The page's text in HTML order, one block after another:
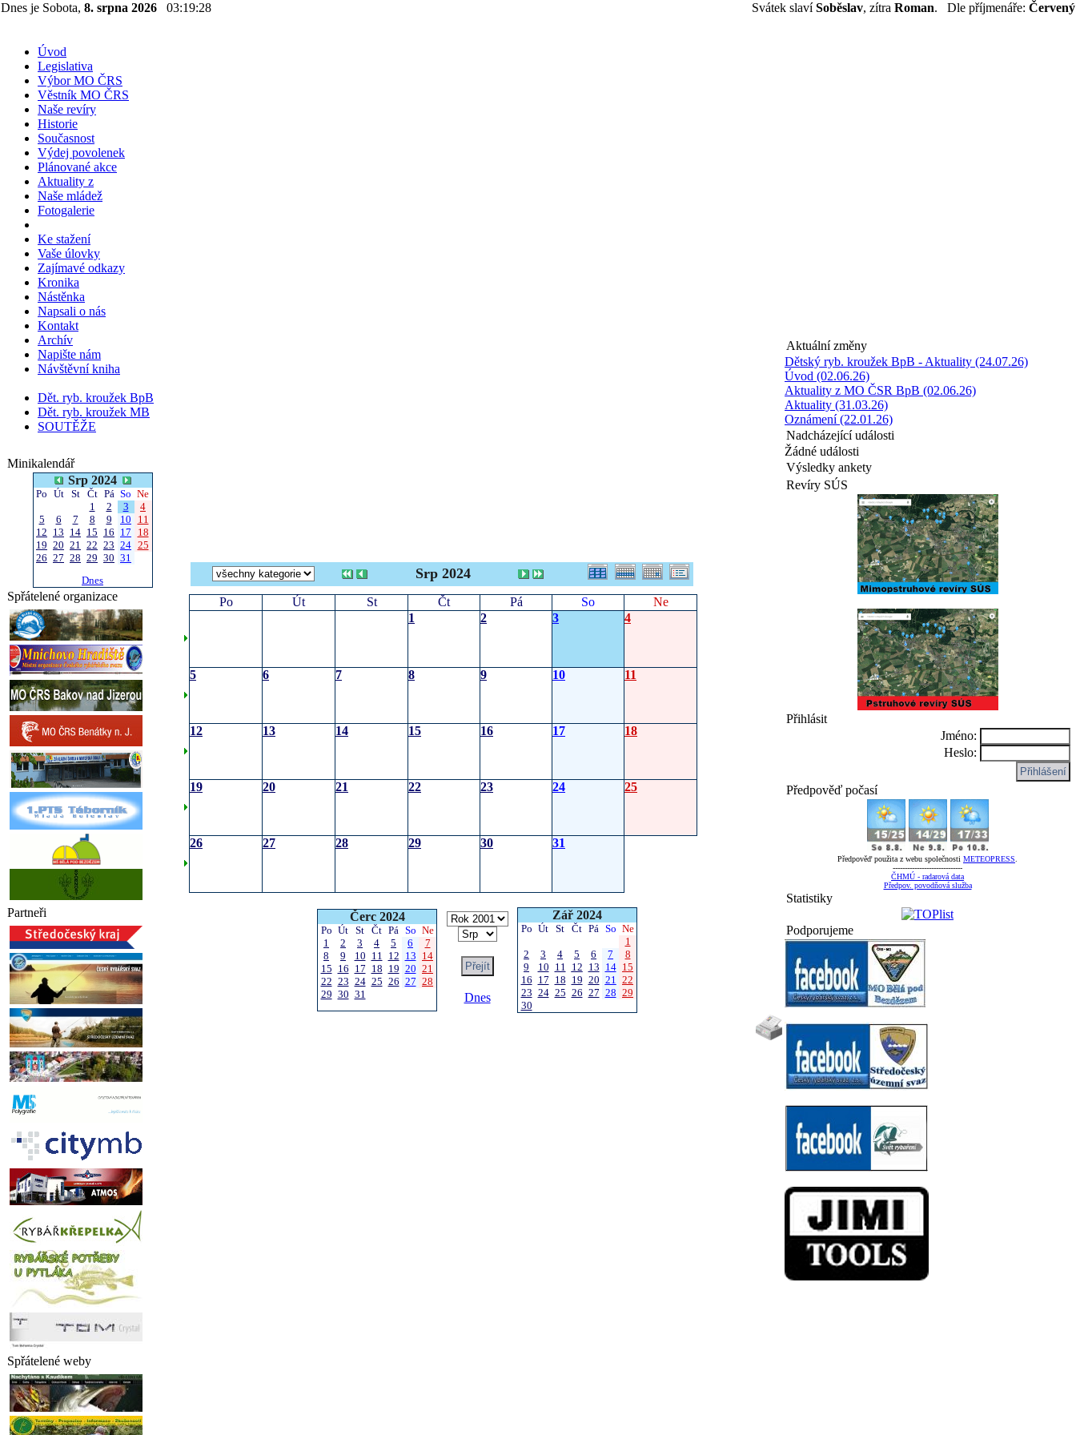
Dnes je Sobota, 8. srpna 2026 03:19:28 Svátek slavíSoběslav, zítra Roman. Dle příjmenáře: Červený
Úvod
Legislativa
Výbor MO ČRS
Věstník MO ČRS
Naše revíry
Historie
Současnost
Výdej povolenek
Plánované akce
Aktuality z
Naše mládež
Fotogalerie
Ke stažení
Vaše úlovky
Zajímavé odkazy
Kronika
Nástěnka
Napsali o nás
Kontakt
Archív
Napište nám
Návštěvní kniha
Dět. ryb. kroužek BpB
Dět. ryb. kroužek MB
SOUTĚŽE
Minikalendář
Srp 2024
Po Út St Čt Pá So Ne
1
2 3
4
5
6 7 8 9 10
11
12 13 14 15 16 17
18
19 20 21 22 23 24 25
26 27 28 29 30 31
Dnes
Spřátelené organizace
Partneři
Spřátelené weby
Srp 2024
Po Út St Čt Pá So
Ne
1
2 3 4
5 6 7 8 9 10 11
12 13 14 15 16 17 18
19 20 21 22 23 24 25
26 27 28 29 30 31
Čerc 2024
Po Út St Čt Pá So Ne
1
2 3 4 5 6
7
8
9 10 11 12 13 14
15 16 17 18 19 20 21
22 23 24 25 26 27 28
29 30 31 Dnes
Zář 2024
Po Út St Čt Pá So Ne
1
2
3 4 5 6 7
8
9
10 11 12 13 14 15
16 17 18 19 20 21 22
23 24 25 26 27 28 29
30
Aktuální změny
Dětský ryb. kroužek BpB - Aktuality (24.07.26)
Úvod (02.06.26)
Aktuality z MO ČSR BpB (02.06.26)
Aktuality (31.03.26)
Oznámení (22.01.26)
Nadcházející události
Žádné události
Výsledky ankety
Revíry SÚS
Přihlásit
Jméno:
Heslo:
Předpověď počasí
Předpověď použita z webu společnosti METEOPRESS
-----------------------------
ČHMÚ - radarová data
Předpov. povodňová služba
Statistiky
Podporujeme